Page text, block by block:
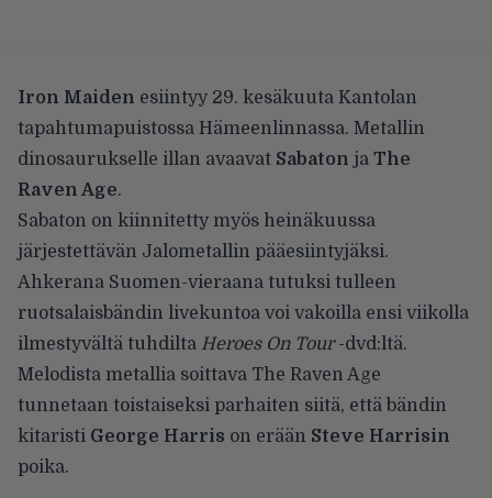
Iron Maiden esiintyy 29. kesäkuuta Kantolan
tapahtumapuistossa Hämeenlinnassa. Metallin
dinosaurukselle illan avaavat Sabaton ja The
Raven Age.
Sabaton on kiinnitetty myös heinäkuussa
järjestettävän Jalometallin pääesiintyjäksi.
Ahkerana Suomen-vieraana tutuksi tulleen
ruotsalaisbändin livekuntoa voi vakoilla ensi viikolla
ilmestyvältä tuhdilta Heroes On Tour-dvd:ltä.
Melodista metallia soittava The Raven Age
tunnetaan toistaiseksi parhaiten siitä, että bändin
kitaristi George Harris on erään Steve Harrisin
poika.